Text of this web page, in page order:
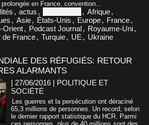
en France, convention...
, actus , , Afrique,
, Asie, États-Unis , Europe, France,
Orient, Podcast Journal, Royaume-Uni,
de France, Turquie, UE , Ukraine
DES RÉFUGIÉS: RETOUR
ALARMANTS
| 27/06/2016 | POLITIQUE ET
SOCIÉTÉ
Les guerres et la persécution ont déraciné
65,3 millions de personnes. Un record, selon
le dernier rapport statistique du HCR. Parmi